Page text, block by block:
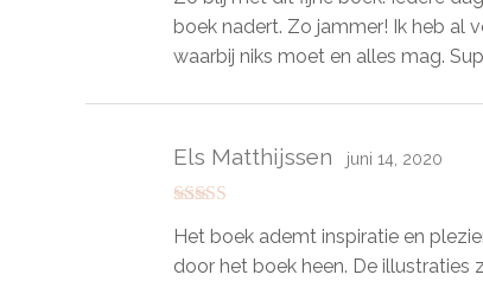
boek nadert. Zo jammer! Ik heb al
waarbij niks moet en alles mag.
5uit 5
Els Matthijssen juni 14, 2020
Het boek ademt inspiratie en
door het boek heen. De illustraties